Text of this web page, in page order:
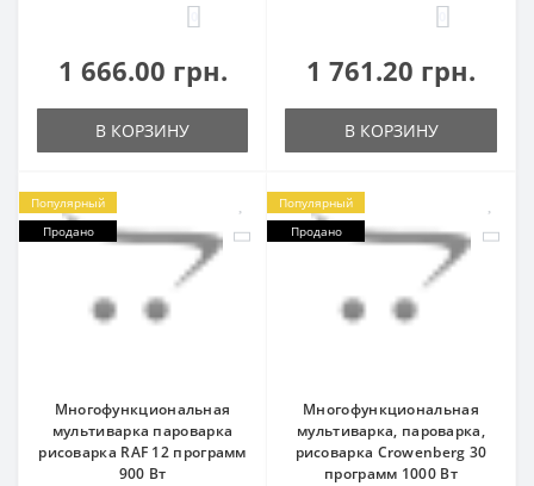
1 666.00 грн.
В КОРЗИНУ
1 761.20 грн.
В КОРЗИНУ
Популярный
Продано
Многофункциональная
мультиварка пароварка
рисоварка RAF 12 программ
900 Вт
Популярный
Продано
Многофункциональная
мультиварка, пароварка,
рисоварка Сrowenberg 30
программ 1000 Вт